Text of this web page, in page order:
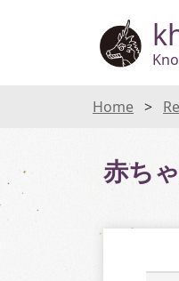
Home
赤ち